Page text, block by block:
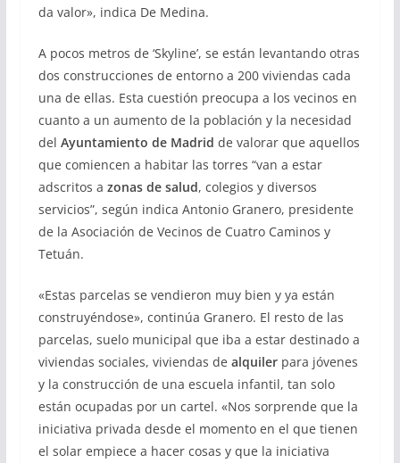
da valor», indica De Medina.
A pocos metros de ‘Skyline’, se están levantando otras
dos construcciones de entorno a 200 viviendas cada
una de ellas. Esta cuestión preocupa a los vecinos en
cuanto a un aumento de la población y la necesidad
del Ayuntamiento de Madrid de valorar que aquellos
que comiencen a habitar las torres “van a estar
adscritos a zonas de salud, colegios y diversos
servicios”, según indica Antonio Granero, presidente
de la Asociación de Vecinos de Cuatro Caminos y
Tetuán.
«Estas parcelas se vendieron muy bien y ya están
construyéndose», continúa Granero. El resto de las
parcelas, suelo municipal que iba a estar destinado a
viviendas sociales, viviendas de alquilerpara jóvenes
y la construcción de una escuela infantil, tan solo
están ocupadas por un cartel. «Nos sorprende que la
iniciativa privada desde el momento en el que tienen
el solar empiece a hacer cosas y que la iniciativa